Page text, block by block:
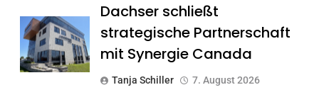
Dachser schließt
strategische Partnerschaft
mit Synergie Canada
Tanja Schiller 7. August 2026